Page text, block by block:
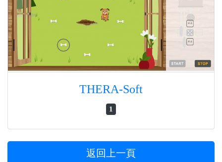
THERA-Soft
1
返回上一頁